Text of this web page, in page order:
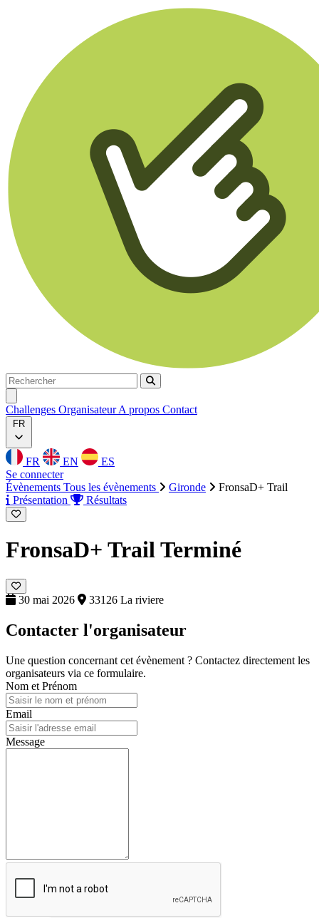
Rechercher
Rechercher
Challenges OrganisateurA propos Contact
FR
FR EN
ES
Se connecter
Évènements Tous les évènements Gironde
FronsaD+ Trail
Présentation
Résultats
FronsaD+ TrailTerminé
30 mai 2026 33126 La riviere
Contacter l'organisateur
Une question concernant cet évènement ? Contactez directement les
organisateurs via ce formulaire.
Nom et Prénom
Email
Message